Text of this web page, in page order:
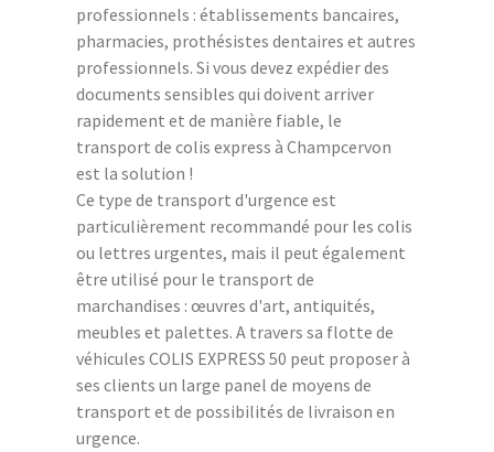
professionnels : établissements bancaires,
pharmacies, prothésistes dentaires et autres
professionnels. Si vous devez expédier des
documents sensibles qui doivent arriver
rapidement et de manière fiable, le
transport de colis express à Champcervon
est la solution !
Ce type de transport d'urgence est
particulièrement recommandé pour les colis
ou lettres urgentes, mais il peut également
être utilisé pour le transport de
marchandises : œuvres d'art, antiquités,
meubles et palettes. A travers sa flotte de
véhicules COLIS EXPRESS 50 peut proposer à
ses clients un large panel de moyens de
transport et de possibilités de livraison en
urgence.